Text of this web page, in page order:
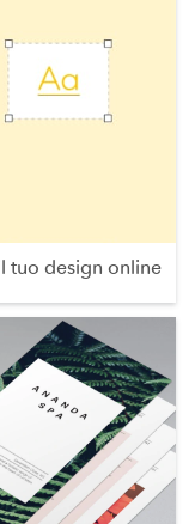
tuo design online